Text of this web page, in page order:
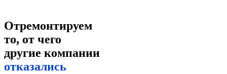
Отремонтируем
то, от чего
другие компании
отказались